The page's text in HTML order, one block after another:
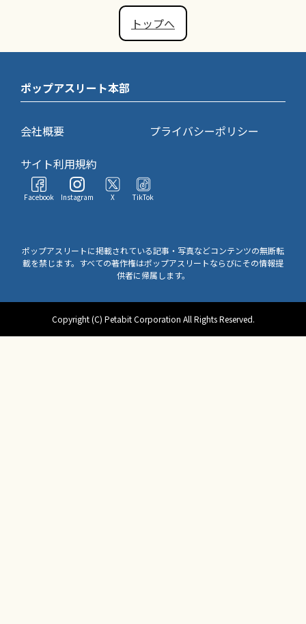
トップへ
ポップアスリート本部
会社概要
プライバシーポリシー
サイト利用規約
Facebook Instagram X TikTok
ポップアスリートに掲載されている記事・写真などコンテンツの無断転
載を禁じます。すべての著作権はポップアスリートならびにその情報提
供者に帰属します。
Copyright (C) Petabit Corporation All Rights Reserved.